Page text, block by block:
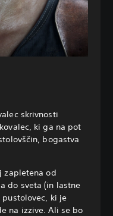
skrivnosti
ki ga na pot
bogastva
zapletena od
do sveta (in lastne
ki je
na izzive. Ali se bo